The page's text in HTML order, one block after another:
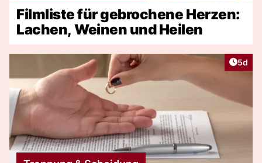
Filmliste für gebrochene Herzen:
Lachen, Weinen und Heilen
5d